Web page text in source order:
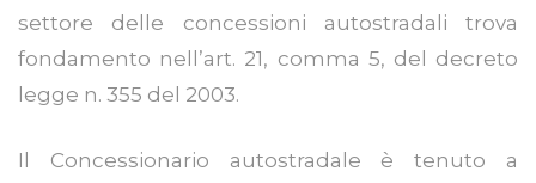
settore delle concessioni autostradali trova
fondamento nell’art. 21, comma 5, del decreto
legge n. 355 del 2003.
Il Concessionario autostradale è tenuto a